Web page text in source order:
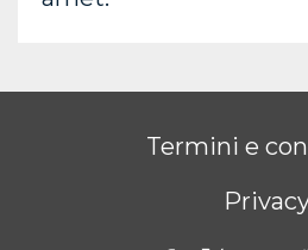
Termini e